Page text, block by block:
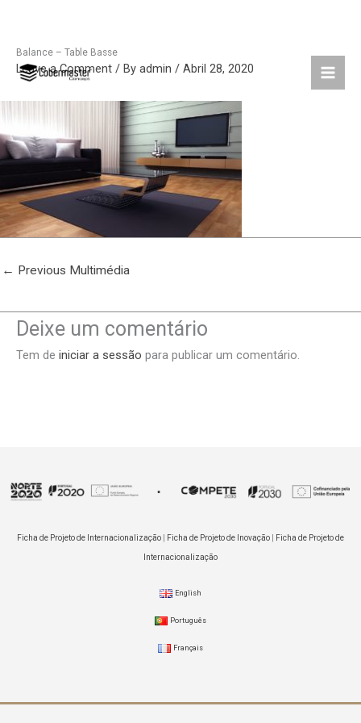
SkipBalance – Table Basse
Leave a Comment / By admin / Abril 28, 2020
← Previous Multimédia
Deixe um comentário
Tem de iniciar a sessão para publicar um comentário.
Ficha de Projeto de Internacionalização Ficha de Projeto de Inovação Ficha de Projeto de
Internacionalização
English
Português
Français